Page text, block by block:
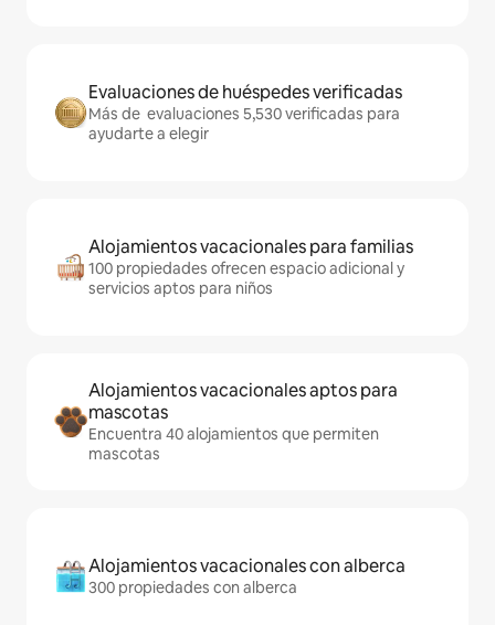
Evaluaciones de huéspedes verificadas
Más de evaluaciones 5,530 verificadas para
ayudarte a elegir
Alojamientos vacacionales para familias
100 propiedades ofrecen espacio adicional y
servicios aptos para niños
Alojamientos vacacionales aptos para
mascotas
Encuentra 40 alojamientos que permiten
mascotas
Alojamientos vacacionales con alberca
300 propiedades con alberca